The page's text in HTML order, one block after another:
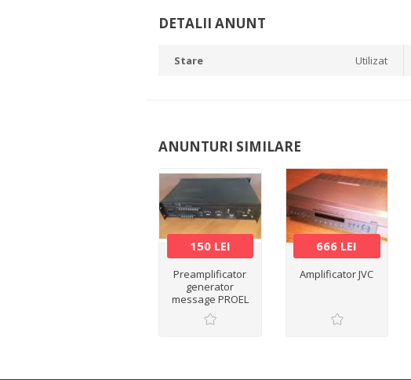
DETALII ANUNT
Stare Utilizat
ANUNTURI SIMILARE
150 LEI
Preamplificator
generator
message PROEL
digi8
666 LEI
Amplificator JVC